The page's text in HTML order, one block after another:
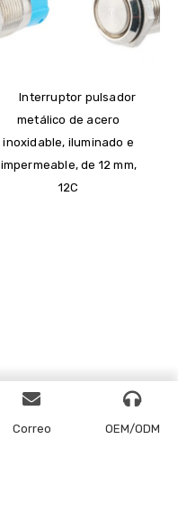
Interruptor pulsador
metálico de acero
inoxidable, iluminado e
impermeable, de 12 mm,
12C
Correo OEM/ODM